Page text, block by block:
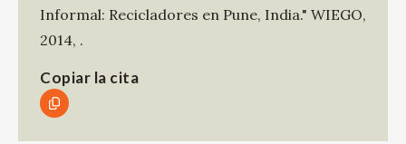
Informal: Recicladores en Pune, India." WIEGO,
2014, .
Copiar la cita